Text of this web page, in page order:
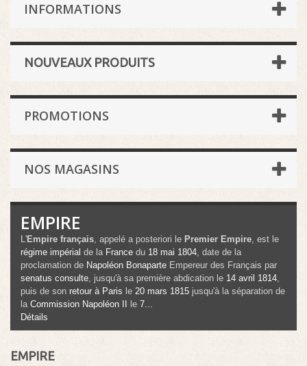
INFORMATIONS
NOUVEAUX PRODUITS
PROMOTIONS
NOS MAGASINS
EMPIRE
L'Empire français, appelé a posteriori le Premier Empire, est le
régime impérial de la France du 18 mai 1804, date de la
proclamation de Napoléon Bonaparte Empereur des Français par
senatus consulte, jusqu'à sa première abdication le 14 avril 1814,
puis de son retour à Paris le 20 mars 1815 jusqu'à la séparation de
la Commission Napoléon II le 7...
Détails
EMPIRE